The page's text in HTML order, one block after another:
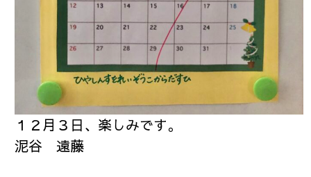
１２月３日、楽しみです。
泥谷 遠藤